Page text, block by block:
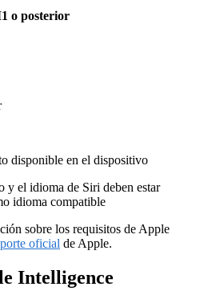
o posterior
disponible en el dispositivo
y el idioma de Siri deben estar
idioma compatible
sobre los requisitos de Apple
oficial de Apple.
Intelligence